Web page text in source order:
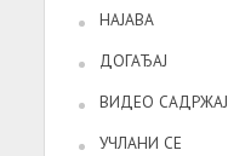
НАЈАВА
ДОГАЂАЈ
ВИДЕО САДРЖАЈ
УЧЛАНИ СЕ